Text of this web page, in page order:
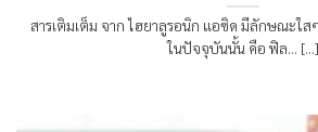
สารเติมเต็ม จาก ไฮยาลูรอนิก แอซิด มีลักษณะใส
ในปัจจุบันนั้น คือ ฟิล… [...]